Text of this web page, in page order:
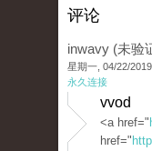
评论
inwavy (未验
星期一, 04/22/
永久连接
vvod
<a href="
href="